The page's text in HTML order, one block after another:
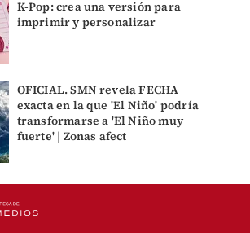
K-Pop: crea una versión para
imprimir y personalizar
OFICIAL. SMN revela FECHA
exacta en la que 'El Niño' podría
transformarse a 'El Niño muy
fuerte' | Zonas afect